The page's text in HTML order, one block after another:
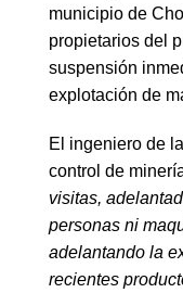
municipio de
propietarios del
suspensión
explotación de
El ingeniero de
control de
visitas,
personas ni
adelantando la
recientes